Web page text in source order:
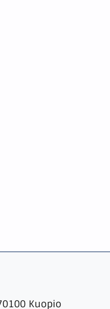
Kuopio